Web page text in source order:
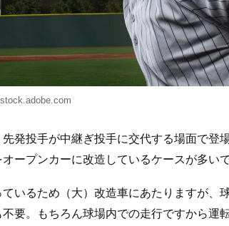
発投手が中継ぎ投手に交代する場面で登
ープンカーに改造しているケースが多いで
いるため（大）改造車にあたりますが、
要。もちろん球場内での走行ですから運